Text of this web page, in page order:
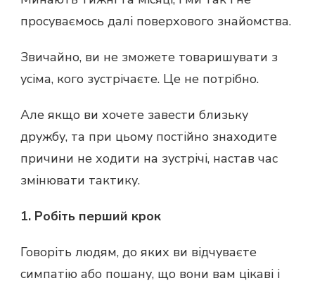
просуваємось далі поверхового знайомства.
Звичайно, ви не зможете товаришувати з
усіма, кого зустрічаєте. Це не потрібно.
Але якщо ви хочете завести близьку
дружбу, та при цьому постійно знаходите
причини не ходити на зустрічі, настав час
змінювати тактику.
1. Робіть перший крок
Говоріть людям, до яких ви відчуваєте
симпатію або пошану, що вони вам цікаві і